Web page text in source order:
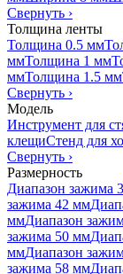
Свернуть ›
Толщина ленты
Толщина 0.5 мм
ммТолщина 1 мм
ммТолщина 1.5 мм
Свернуть ›
Модель
Инструмент для
клещиСтенд для
Свернуть ›
Размерность
Диапазон зажима
зажима 42 мм
ммДиапазон
зажима 50 мм
ммДиапазон
зажима 58 мм